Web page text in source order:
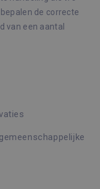
de correcte
van een aantal